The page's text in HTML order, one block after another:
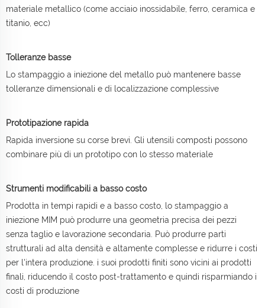
materiale metallico (come acciaio inossidabile, ferro, ceramica e
titanio, ecc)
Tolleranze basse
Lo stampaggio a iniezione del metallo può mantenere basse
tolleranze dimensionali e di localizzazione complessive
Prototipazione rapida
Rapida inversione su corse brevi. Gli utensili composti possono
combinare più di un prototipo con lo stesso materiale
Strumenti modificabili a basso costo
Prodotta in tempi rapidi e a basso costo, lo stampaggio a
iniezione MIM può produrre una geometria precisa dei pezzi
senza taglio e lavorazione secondaria. Può produrre parti
strutturali ad alta densità e altamente complesse e ridurre i costi
per l'intera produzione. i suoi prodotti finiti sono vicini ai prodotti
finali, riducendo il costo post-trattamento e quindi risparmiando i
costi di produzione